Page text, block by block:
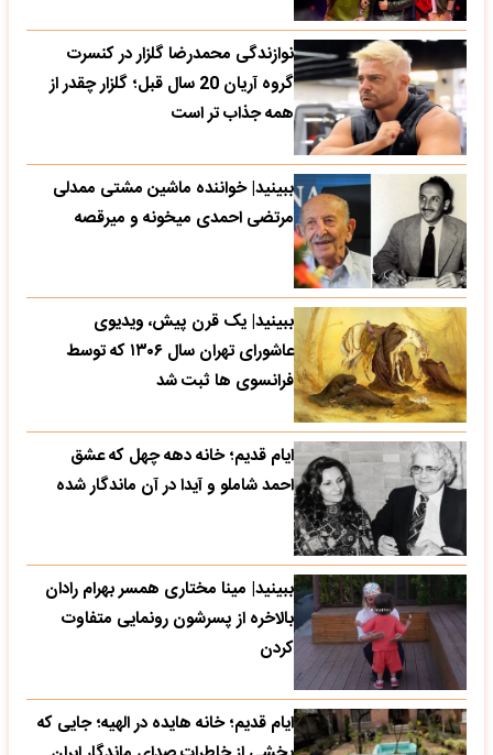
نوازندگی محمدرضا گلزار در کنسرت
گروه آریان 20 سال قبل؛ گلزار چقدر از
همه جذاب تر است
ببینید| خواننده ماشین مشتی ممدلی
مرتضی احمدی میخونه و میرقصه
ببینید| یک قرن پیش، ویدیوی
عاشورای تهران سال ۱۳۰۶ که توسط
فرانسوی ها ثبت شد
ایام قدیم؛ خانه دهه چهل که عشق
احمد شاملو و آیدا در آن ماندگار شده
ببینید| مینا مختاری همسر بهرام رادان
بالاخره از پسرشون رونمایی متفاوت
کردن
ایام قدیم؛ خانه هایده در الهیه؛ جایی که